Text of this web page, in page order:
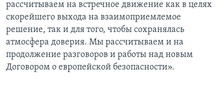
рассчитываем на встречное движение как в целях
скорейшего выхода на взаимоприемлемое
решение, так и для того, чтобы сохранялась
атмосфера доверия. Мы рассчитываем и на
продолжение разговоров и работы над новым
Договором о европейской безопасности».